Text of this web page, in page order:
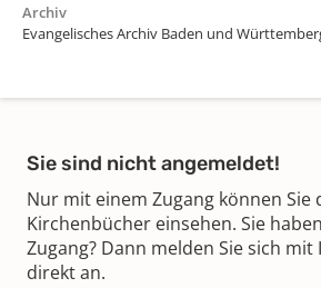
Archiv
Evangelisches Archiv Baden und
Sie sind nicht angemeldet!
Nur mit einem Zugang können Sie
Kirchenbücher einsehen. Sie
Zugang? Dann melden Sie sich
direkt an.